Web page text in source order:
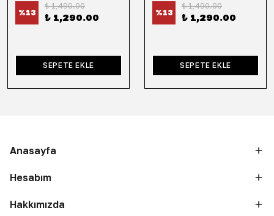
%13
₺ 1,490.00
₺ 1,290.00
SEPETE EKLE
%13
₺ 1,490.00
₺ 1,290.00
SEPETE EKLE
Anasayfa
Hesabım
Hakkımızda